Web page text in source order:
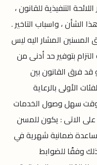
التنفيذية للقانون ،
، واسباب التاخير .
المشار اليه ليس
بتوفير حد أدنى من
قد فرق القانون بين
الأولى بالرعاية
سهل وصول الخدمات
كبار السن. حيث تنص المادة رقم (5) على الاتى : يكون للمسن
ضمانية شهرية في
وفقًا للضوابط